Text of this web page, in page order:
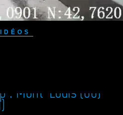
: Mont-Louis (66)